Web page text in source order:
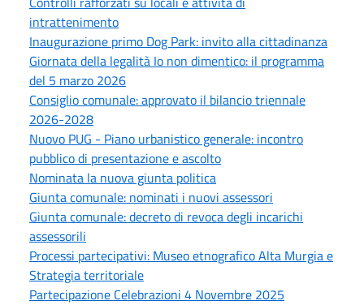
intrattenimento
Inaugurazione primo Dog Park: invito alla cittadinanza
Giornata della legalità Io non dimentico: il programma
del 5 marzo 2026
Consiglio comunale: approvato il bilancio triennale
2026-2028
Nuovo PUG - Piano urbanistico generale: incontro
pubblico di presentazione e ascolto
Nominata la nuova giunta politica
Giunta comunale: nominati i nuovi assessori
Giunta comunale: decreto di revoca degli incarichi
assessorili
Processi partecipativi: Museo etnografico Alta Murgia e
Strategia territoriale
Partecipazione Celebrazioni 4 Novembre 2025